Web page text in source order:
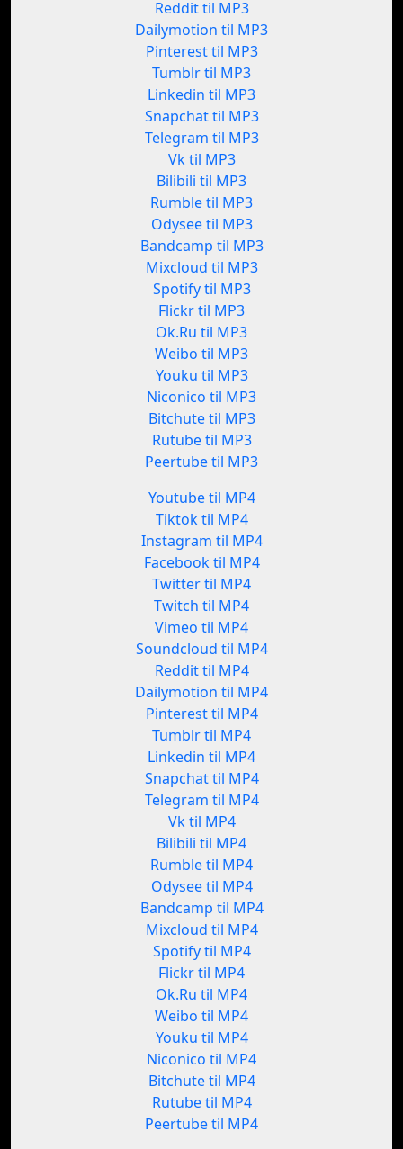
Reddit til MP3
Dailymotion til MP3
Pinterest til MP3
Tumblr til MP3
Linkedin til MP3
Snapchat til MP3
Telegram til MP3
Vk til MP3
Bilibili til MP3
Rumble til MP3
Odysee til MP3
Bandcamp til MP3
Mixcloud til MP3
Spotify til MP3
Flickr til MP3
Ok.Ru til MP3
Weibo til MP3
Youku til MP3
Niconico til MP3
Bitchute til MP3
Rutube til MP3
Peertube til MP3
Youtube til MP4
Tiktok til MP4
Instagram til MP4
Facebook til MP4
Twitter til MP4
Twitch til MP4
Vimeo til MP4
Soundcloud til MP4
Reddit til MP4
Dailymotion til MP4
Pinterest til MP4
Tumblr til MP4
Linkedin til MP4
Snapchat til MP4
Telegram til MP4
Vk til MP4
Bilibili til MP4
Rumble til MP4
Odysee til MP4
Bandcamp til MP4
Mixcloud til MP4
Spotify til MP4
Flickr til MP4
Ok.Ru til MP4
Weibo til MP4
Youku til MP4
Niconico til MP4
Bitchute til MP4
Rutube til MP4
Peertube til MP4